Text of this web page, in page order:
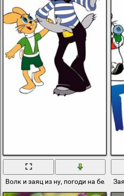
Волк и заяц из ну, погоди на белом